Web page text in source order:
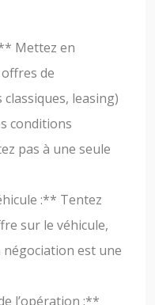
Mettez en
de
leasing)
conditions
pas à une seule
:** Tentez
sur le véhicule,
négociation est une
l’opération :**